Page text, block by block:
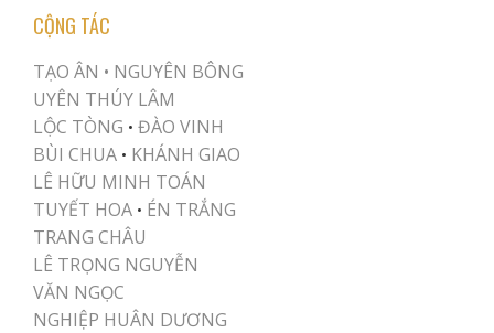
CỘNG TÁC
TẠO ÂN • NGUYÊN BÔNG
UYÊN THÚY LÂM
LỘC TÒNG • ĐÀO VINH
BÙI CHUA • KHÁNH GIAO
LÊ HỮU MINH TOÁN
TUYẾT HOA • ÉN TRẮNG
TRANG CHÂU
LÊ TRỌNG NGUYỄN
VĂN NGỌC
NGHIỆP HUÂN DƯƠNG